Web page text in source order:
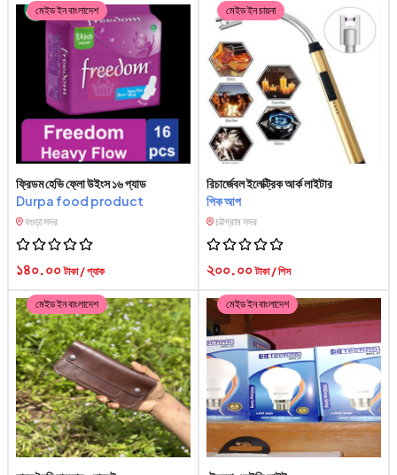
মেইড ইন বাংলাদেশ
ফ্রিডম হেভি ফ্লো উইংস ১৬ প্যাড
Durpa food product
বগুড়া সদর
১৪০.০০টাকা / প্যাক
মেইড ইন চায়না
রিচার্জেবল ইলেক্ট্রিক আর্ক লাইটার
পিক আপ
চট্টগ্রাম সদর
২০০.০০টাকা / পিস
মেইড ইন বাংলাদেশ মেইড ইন বাংলাদেশ